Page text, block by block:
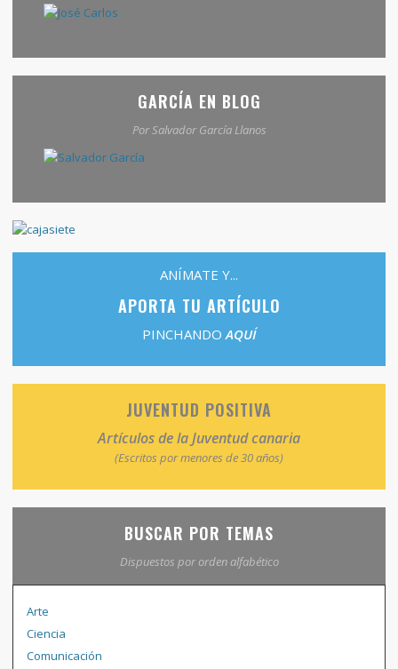
GARCÍA EN BLOG
Por Salvador García Llanos
ANÍMATE Y...
APORTA TU ARTÍCULO
PINCHANDOAQUÍ
JUVENTUD POSITIVA
Artículos de la Juventud canaria
(Escritos por menores de 30 años)
BUSCAR POR TEMAS
Dispuestos por orden alfabético
Arte
Ciencia
Comunicación